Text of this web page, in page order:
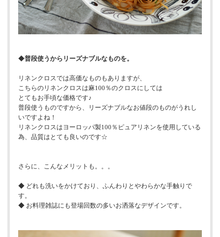
◆普段使うからリーズナブルなものを。
リネンクロスでは高価なものもありますが、
こちらのリネンクロスは麻100％のクロスにしては
とてもお手頃な価格です♪
普段使うものですから、リーズナブルなお値段のものがうれし
いですよね！
リネンクロスはヨーロッパ製100％ピュアリネンを使用している
為、品質はとても良いのです☆
さらに、こんなメリットも。。。
◆ どれも洗いをかけており、ふんわりとやわらかな手触りで
す。
◆ お料理雑誌にも登場回数の多いお洒落なデザインです。